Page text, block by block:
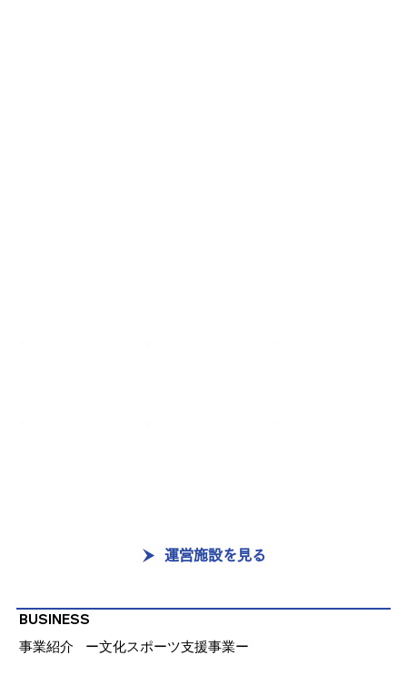
BUSINESS
事業紹介
​ー文化スポーツ支援事業ー
運営施設を見る